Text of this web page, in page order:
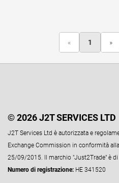
« 1 »
© 2026 J2T SERVICES LTD
J2T Services Ltd è autorizzata e
Exchange Commission in conformità
25/09/2015. Il marchio "Just2Trade" è di
Numero di registrazione: HE 341520